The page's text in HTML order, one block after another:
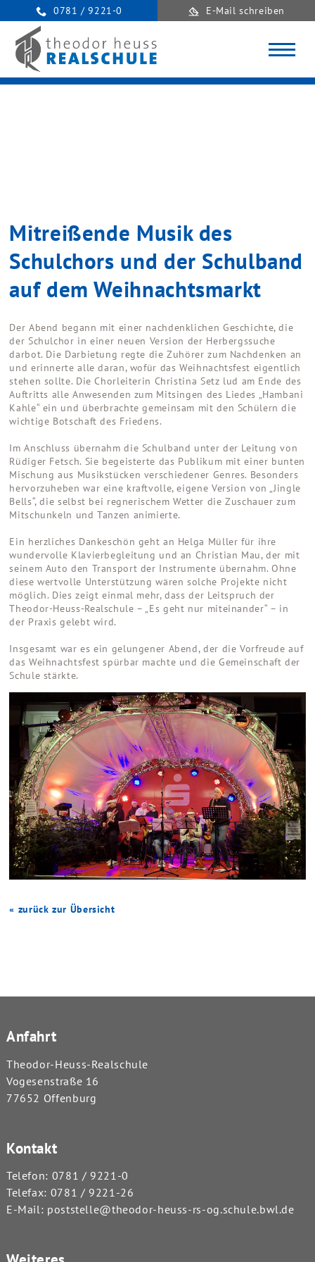
0781 / 9221-0 E-Mail schreiben
Mitreißende Musik des
Schulchors und der Schulband
auf dem Weihnachtsmarkt
Der Abend begann mit einer nachdenklichen Geschichte, die
der Schulchor in einer neuen Version der Herbergssuche
darbot. Die Darbietung regte die Zuhörer zum Nachdenken an
und erinnerte alle daran, wofür das Weihnachtsfest eigentlich
stehen sollte. Die Chorleiterin Christina Setz lud am Ende des
Auftritts alle Anwesenden zum Mitsingen des Liedes „Hambani
Kahle“ ein und überbrachte gemeinsam mit den Schülern die
wichtige Botschaft des Friedens.
Im Anschluss übernahm die Schulband unter der Leitung von
Rüdiger Fetsch. Sie begeisterte das Publikum mit einer bunten
Mischung aus Musikstücken verschiedener Genres. Besonders
hervorzuheben war eine kraftvolle, eigene Version von „Jingle
Bells“, die selbst bei regnerischem Wetter die Zuschauer zum
Mitschunkeln und Tanzen animierte.
Ein herzliches Dankeschön geht an Helga Müller für ihre
wundervolle Klavierbegleitung und an Christian Mau, der mit
seinem Auto den Transport der Instrumente übernahm. Ohne
diese wertvolle Unterstützung wären solche Projekte nicht
möglich. Dies zeigt einmal mehr, dass der Leitspruch der
Theodor-Heuss-Realschule – „Es geht nur miteinander“ – in
der Praxis gelebt wird.
Insgesamt war es ein gelungener Abend, der die Vorfreude auf
das Weihnachtsfest spürbar machte und die Gemeinschaft der
Schule stärkte.
« zurück zur Übersicht
Anfahrt
Theodor-Heuss-Realschule
Vogesenstraße 16
77652 Offenburg
Kontakt
Telefon: 0781 / 9221-0
Telefax: 0781 / 9221-26
E-Mail: poststelle@theodor-heuss-rs-og.schule.bwl.de